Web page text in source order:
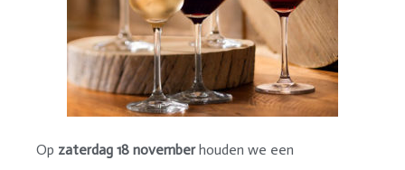
Op zaterdag 18 novemberhouden we een